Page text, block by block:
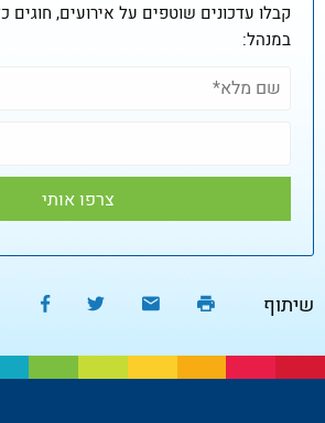
קבלו עדכונים שוטפים על אירועים,
במנהל:
שיתוף